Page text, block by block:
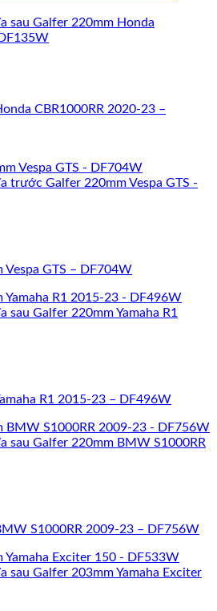
CBR1000RR 2020-23 –
GTS – DF704W
R1 2015-23 – DF496W
S1000RR 2009-23 – DF756W